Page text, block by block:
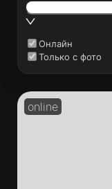
Онлайн
Только с фото